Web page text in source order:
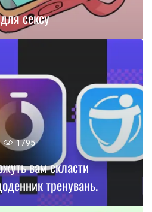
сексу
1795
вам скласти
тренувань.